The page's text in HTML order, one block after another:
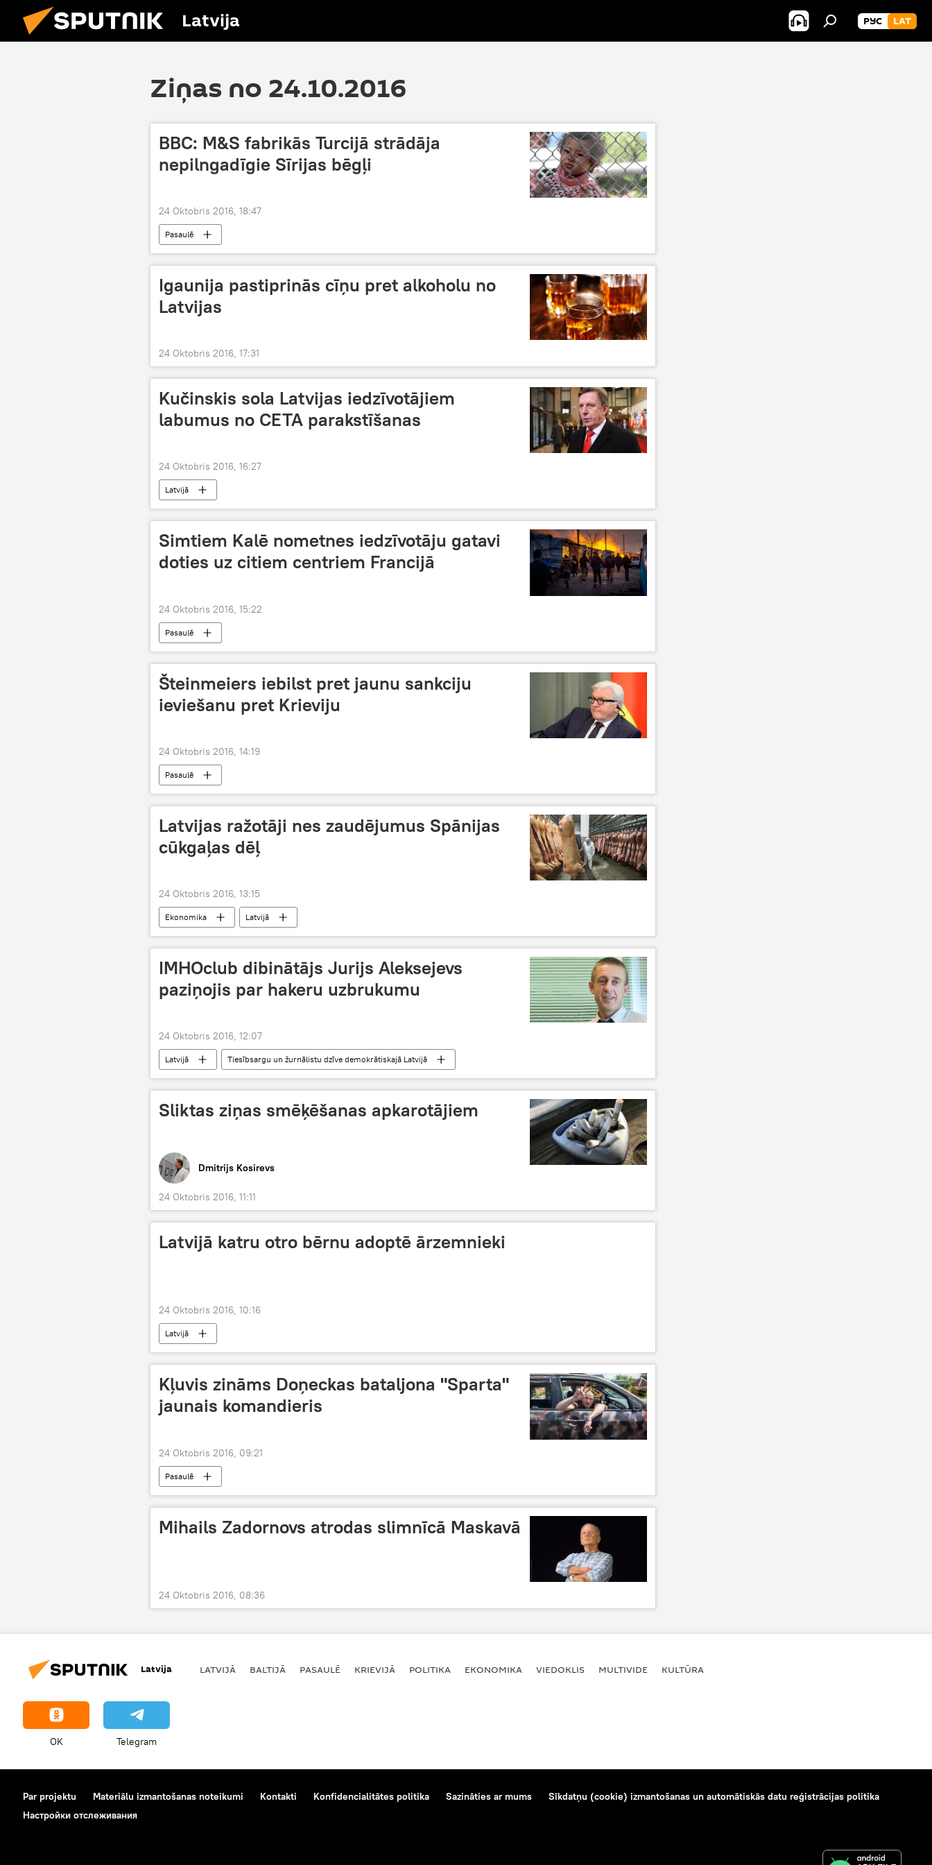
Latvija РУС LAT
Ziņas no 24.10.2016
BBC: M&S fabrikās Turcijā strādāja
nepilngadīgie Sīrijas bēgļi
24 Oktobris 2016, 18:47
Pasaulē
Igaunija pastiprinās cīņu pret alkoholu no
Latvijas
24 Oktobris 2016, 17:31
Kučinskis sola Latvijas iedzīvotājiem
labumus no CETA parakstīšanas
24 Oktobris 2016, 16:27
Latvijā
Simtiem Kalē nometnes iedzīvotāju gatavi
doties uz citiem centriem Francijā
24 Oktobris 2016, 15:22
Pasaulē
Šteinmeiers iebilst pret jaunu sankciju
ieviešanu pret Krieviju
24 Oktobris 2016, 14:19
Pasaulē
Latvijas ražotāji nes zaudējumus Spānijas
cūkgaļas dēļ
24 Oktobris 2016, 13:15
Ekonomika Latvijā
IMHOclub dibinātājs Jurijs Aleksejevs
paziņojis par hakeru uzbrukumu
24 Oktobris 2016, 12:07
Latvijā Tiesībsargu un žurnālistu dzīve demokrātiskajā Latvijā
Sliktas ziņas smēķēšanas apkarotājiem
Dmitrijs Kosirevs
24 Oktobris 2016, 11:11
Latvijā katru otro bērnu adoptē ārzemnieki
24 Oktobris 2016, 10:16
Latvijā
Kļuvis zināms Doņeckas bataljona "Sparta"
jaunais komandieris
24 Oktobris 2016, 09:21
Pasaulē
Mihails Zadornovs atrodas slimnīcā Maskavā
24 Oktobris 2016, 08:36
Latvija LATVIJĀ BALTIJĀ PASAULĒ KRIEVIJĀ POLITIKA EKONOMIKA VIEDOKLIS MULTIVIDE KULTŪRA
OK Telegram
Par projektu Materiālu izmantošanas noteikumi Kontakti Konfidencialitātes politika Sazināties ar mums
Sīkdatņu (cookie) izmantošanas un automātiskās datu reģistrācijas politika
Настройки отслеживания